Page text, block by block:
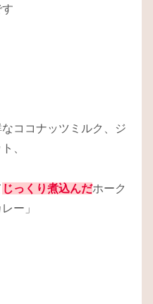
ココナッツミルク、ジ
、
じっくり煮込んだホーク
ー」